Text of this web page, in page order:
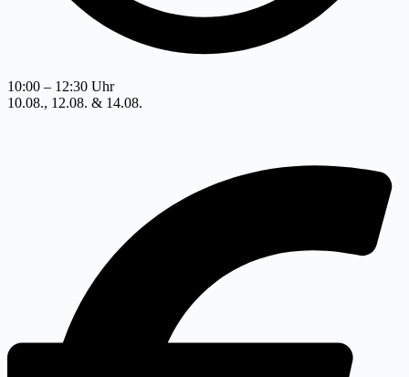
10:00 – 12:30 Uhr
10.08., 12.08. & 14.08.